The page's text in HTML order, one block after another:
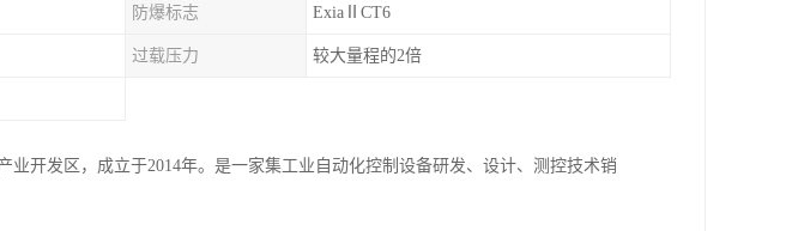
防爆标志 ExiaⅡCT6
过载压力 较大量程的2倍
开发区，成立于2014年。是一家集工业自动化控制设备研发、设计、测控技术销